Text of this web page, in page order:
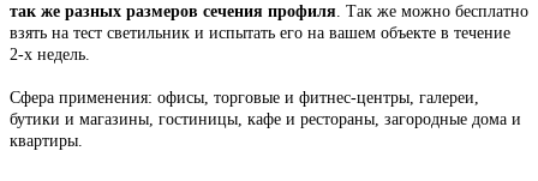
так же разных размеров сечения профиля. Так же можно бесплатно
взять на тест светильник и испытать его на вашем объекте в течение
2-х недель.
Сфера применения: офисы, торговые и фитнес-центры, галереи,
бутики и магазины, гостиницы, кафе и рестораны, загородные дома и
квартиры.